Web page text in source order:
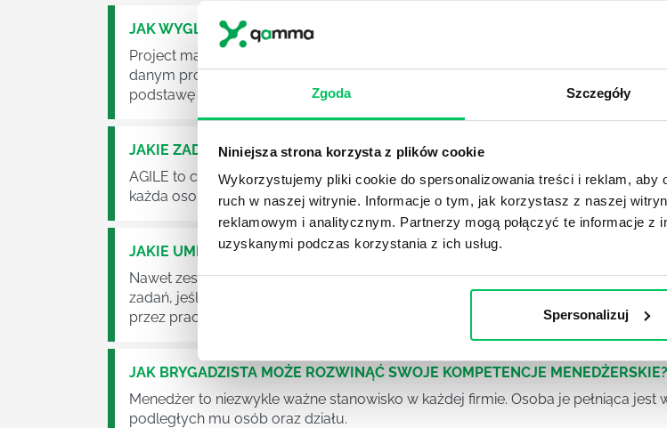
Zgoda Szczegóły
Niniejsza strona korzysta z plików cookie
Wykorzystujemy pliki cookie do spersonalizowania treści i reklam, aby
ruch w naszej witrynie. Informacje o tym, jak korzystasz z naszej
reklamowym i analitycznym. Partnerzy mogą połączyć te informacje z
uzyskanymi podczas korzystania z ich usług.
Spersonalizuj
JAK WYGLĄDA PRACA ZESPOŁÓW PROJEKTOWYCH W ZWINNEJ METODYCE?
Project management (czyli zarządzanie projektami) to szereg czynności
danym projektem założeń. Zajmują się nim osoby wchodzące w skład
podstawę działalności wielu przedsiębiorstw.
JAKIE ZADANIA MUSZĄ ZREALIZOWAĆ PRACOWNICY ZESPOŁU
AGILE to coraz popularniejsze w każdej większej (i mniejszej) firmie pojęcie
każda osoba zatrudniona w takim miejscu choć raz się z nim spotkała.
JAKIE UMIEJĘTNOŚCI MENEDŻERSKIE POWINIEN MIEĆ BRYGADZISTA?
Nawet zespół złożony z doskonale wykształconych i kompetentnych
zadań, jeśli zabraknie w nim odpowiedniego kierownictwa. Zawsze niezbędna
przez pracowników.
JAK BRYGADZISTA MOŻE ROZWINĄĆ SWOJE KOMPETENCJE MENEDŻERSKIE?
Menedżer to niezwykle ważne stanowisko w każdej firmie. Osoba je pełniąca jest
podległych mu osób oraz działu.